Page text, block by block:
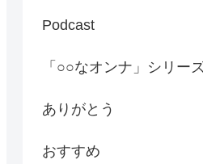
Podcast
「○○なオンナ」シリー
ありがとう
おすすめ